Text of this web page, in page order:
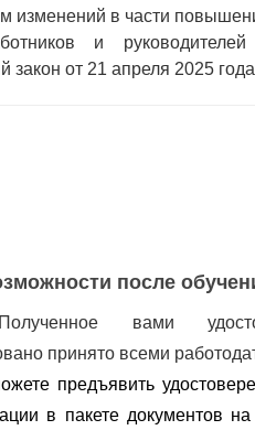
изменений в части
и руководителей
закон от 21 апреля 2025
после
Полученное вами
принято всеми
предъявить
в пакете документов